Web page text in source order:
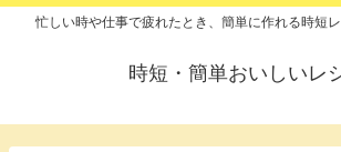
忙しい時や仕事で疲れたとき、簡単に作れる時短
時短・簡単おいしいレ